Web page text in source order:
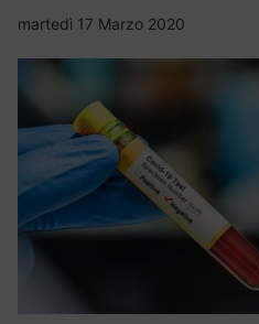
martedì 17 Marzo 2020